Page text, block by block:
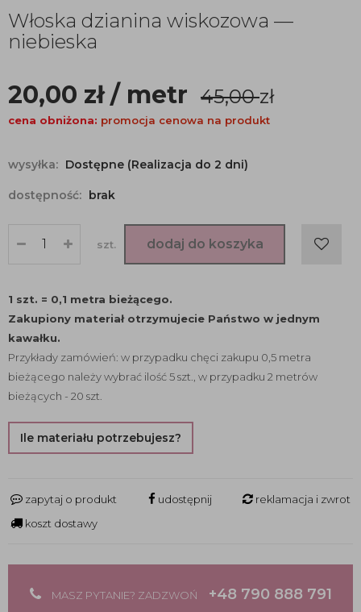
Włoska dzianina wiskozowa —
niebieska
20,00 zł/ metr 45,00zł
cena obniżona: promocja cenowa na produkt
wysyłka: Dostępne (Realizacja do 2 dni)
dostępność: brak
szt. dodaj do koszyka
1 szt. = 0,1 metra bieżącego.
Zakupiony materiał otrzymujecie Państwo w jednym
kawałku.
Przykłady zamówień: w przypadku chęci zakupu 0,5 metra
bieżącego należy wybrać ilość 5 szt., w przypadku 2 metrów
bieżących - 20 szt.
Ile materiału potrzebujesz?
zapytaj o produkt udostępnij
reklamacja i zwrot
koszt dostawy
MASZ PYTANIE? ZADZWOŃ +48 790 888 791